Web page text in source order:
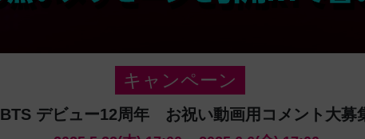
キャンペーン
BTS デビュー12周年 お祝い動画用コメント大募